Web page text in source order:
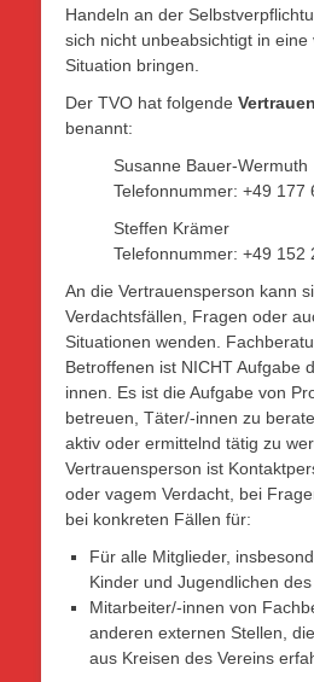
Handeln an der
sich nicht unbeabsichtigt in eine
Situation bringen.
Der TVO hat folgende
benannt:
Susanne Bauer-Wermuth
Telefonnummer: +49 177
Steffen Krämer
Telefonnummer: +49 152
An die Vertrauensperson kann
Verdachtsfällen, Fragen oder
Situationen wenden.
Betroffenen ist NICHT Aufgabe
innen. Es ist die Aufgabe von
betreuen, Täter/-innen zu
aktiv oder ermittelnd tätig zu
Vertrauensperson ist
oder vagem Verdacht, bei
bei konkreten Fällen für:
Für alle Mitglieder,
Kinder und Jugendlichen
Mitarbeiter/-innen von
anderen externen Stellen,
aus Kreisen des Vereins